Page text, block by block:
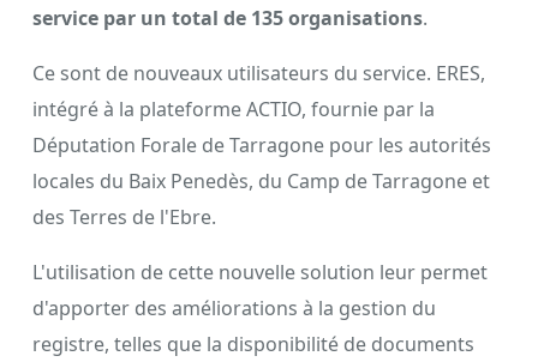
service par un total de 135 organisations.
Ce sont de nouveaux utilisateurs du service. ERES,
intégré à la plateforme ACTIO, fournie par la
Députation Forale de Tarragone pour les autorités
locales du Baix Penedès, du Camp de Tarragone et
des Terres de l'Ebre.
L'utilisation de cette nouvelle solution leur permet
d'apporter des améliorations à la gestion du
registre, telles que la disponibilité de documents